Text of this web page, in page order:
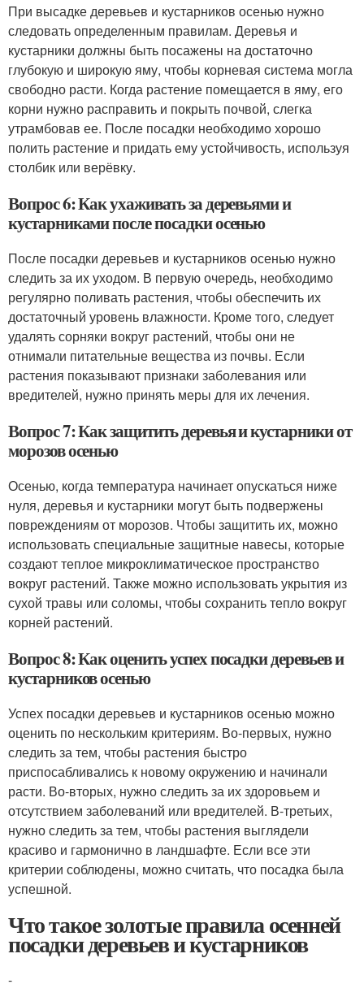
При высадке деревьев и кустарников осенью нужно
следовать определенным правилам. Деревья и
кустарники должны быть посажены на достаточно
глубокую и широкую яму, чтобы корневая система могла
свободно расти. Когда растение помещается в яму, его
корни нужно расправить и покрыть почвой, слегка
утрамбовав ее. После посадки необходимо хорошо
полить растение и придать ему устойчивость, используя
столбик или верёвку.
Вопрос 6: Как ухаживать за деревьями и
кустарниками после посадки осенью
После посадки деревьев и кустарников осенью нужно
следить за их уходом. В первую очередь, необходимо
регулярно поливать растения, чтобы обеспечить их
достаточный уровень влажности. Кроме того, следует
удалять сорняки вокруг растений, чтобы они не
отнимали питательные вещества из почвы. Если
растения показывают признаки заболевания или
вредителей, нужно принять меры для их лечения.
Вопрос 7: Как защитить деревья и кустарники от
морозов осенью
Осенью, когда температура начинает опускаться ниже
нуля, деревья и кустарники могут быть подвержены
повреждениям от морозов. Чтобы защитить их, можно
использовать специальные защитные навесы, которые
создают теплое микроклиматическое пространство
вокруг растений. Также можно использовать укрытия из
сухой травы или соломы, чтобы сохранить тепло вокруг
корней растений.
Вопрос 8: Как оценить успех посадки деревьев и
кустарников осенью
Успех посадки деревьев и кустарников осенью можно
оценить по нескольким критериям. Во-первых, нужно
следить за тем, чтобы растения быстро
приспосабливались к новому окружению и начинали
расти. Во-вторых, нужно следить за их здоровьем и
отсутствием заболеваний или вредителей. В-третьих,
нужно следить за тем, чтобы растения выглядели
красиво и гармонично в ландшафте. Если все эти
критерии соблюдены, можно считать, что посадка была
успешной.
Что такое золотые правила осенней
посадки деревьев и кустарников
-